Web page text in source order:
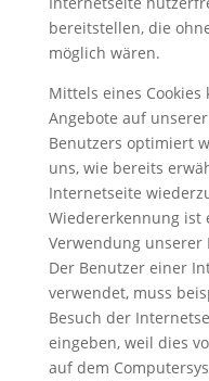
bereitstellen, die
möglich wären.
Mittels eines
Angebote auf
Benutzers optimiert
uns, wie bereits
Internetseite
Wiedererkennung ist
Verwendung
Der Benutzer einer
verwendet, muss
Besuch der
eingeben, weil dies
auf dem